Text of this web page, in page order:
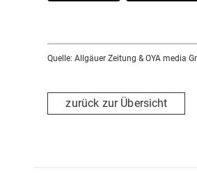
Quelle: Allgäuer Zeitung & OYA media
zurück zur Übersicht